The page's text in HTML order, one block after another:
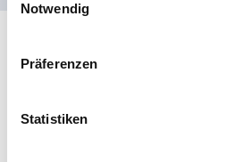
Notwendig
Präferenzen
Statistiken
Spezifikationen